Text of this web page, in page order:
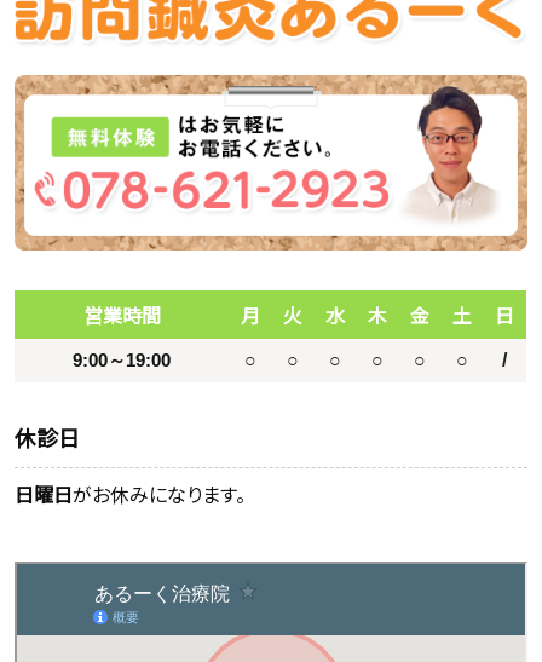
営業時間 月 火 水 木 金 土 日
9:00～19:00 ○ ○ ○ ○ ○ ○ /
休診日
日曜日がお休みになります。